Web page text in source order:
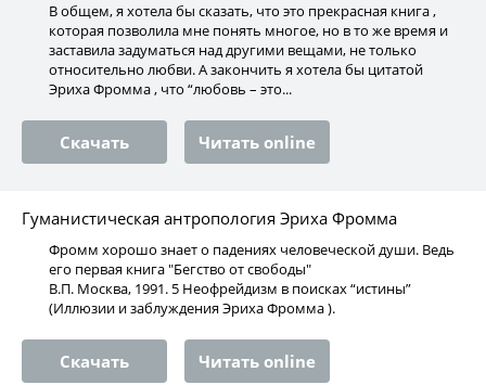
В общем, я хотела бы сказать, что это прекрасная книга ,
которая позволила мне понять многое, но в то же время и
заставила задуматься над другими вещами, не только
относительно любви. А закончить я хотела бы цитатой
Эриха Фромма , что “любовь – это...
Скачать Читать online
Гуманистическая антропология Эриха Фромма
Фромм хорошо знает о падениях человеческой души. Ведь
его первая книга "Бегство от свободы"
В.П. Москва, 1991. 5 Неофрейдизм в поисках “истины”
(Иллюзии и заблуждения Эриха Фромма ).
Скачать Читать online